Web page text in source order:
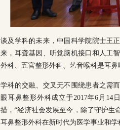
谈及学科的未来，中国科学院院士王
来，耳聋基因、听觉脑机接口和人工
外科、五官整形外科、艺音喉科是耳
学科的交融、交叉无不围绕患者之需
眼耳鼻整形外科成立于2017年6月14
措，“经济社会发展至今，除了守护生
耳鼻整形外科在新时代为医学事业和